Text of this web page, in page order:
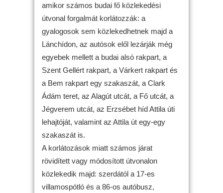
amikor számos budai fő közlekedési
útvonal forgalmát korlátozzák: a
gyalogosok sem közlekedhetnek majd a
Lánchídon, az autósok elől lezárják még
egyebek mellett a budai alsó rakpart, a
Szent Gellért rakpart, a Várkert rakpart és
a Bem rakpart egy szakaszát, a Clark
Ádám teret, az Alagút utcát, a Fő utcát, a
Jégverem utcát, az Erzsébet híd Attila úti
lehajtóját, valamint az Attila út egy-egy
szakaszát is.
A korlátozások miatt számos járat
rövidített vagy módosított útvonalon
közlekedik majd: szerdától a 17-es
villamospótló és a 86-os autóbusz,